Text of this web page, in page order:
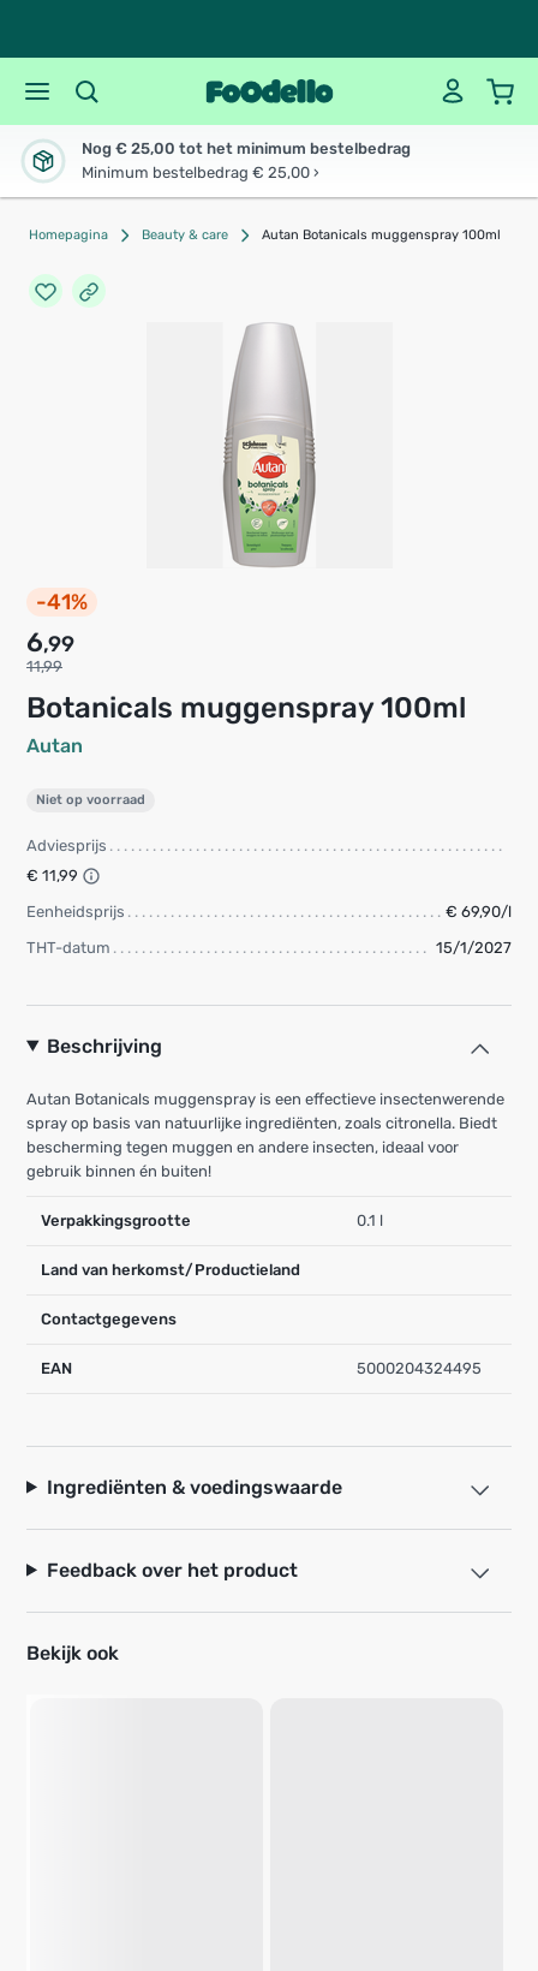
Nog € 25,00 tot het minimum bestelbedrag
Minimum bestelbedrag € 25,00 ›
Homepagina Beauty & care Autan Botanicals muggenspray 100ml
-41%
Botanicals muggenspray 100ml
Autan
6,99
11,99
Niet op voorraad
Adviesprijs
€ 11,99
Eenheidsprijs
€ 69,90/l
THT-datum
15/1/2027
Beschrijving
Autan Botanicals muggenspray is een effectieve insectenwerende
spray op basis van natuurlijke ingrediënten, zoals citronella. Biedt
bescherming tegen muggen en andere insecten, ideaal voor
gebruik binnen én buiten!
Verpakkingsgrootte 0.1 l
Land van herkomst/Productieland
Contactgegevens
EAN 5000204324495
Ingrediënten & voedingswaarde
Feedback over het product
Bekijk ook